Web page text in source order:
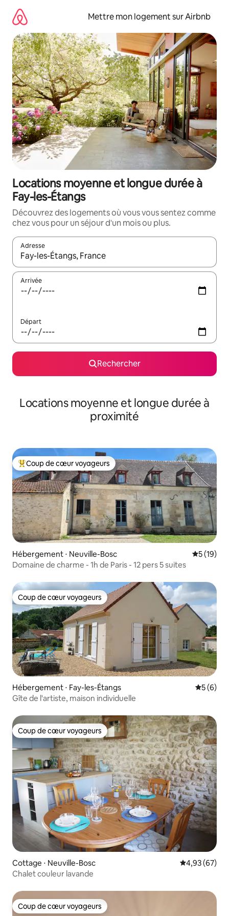
directement
contenu
Mettre mon logement sur Airbnb
Locations moyenne et longue durée à
Fay-les-Étangs
Découvrez des logements où vous vous sentez comme
chez vous pour un séjour d'un mois ou plus.
Adresse
Lorsque les résultats s'affichent, utilisez les flèches vers le
Arrivée
Départ
Rechercher
Locations moyenne et longue durée à
proximité
Coups de cœur voyageurs les plus appréciés
Coup de cœur voyageurs
Hébergement ⋅ Neuville-Bosc
5 (19)
Domaine de charme - 1h de Paris - 12 pers 5 suites
Coup de cœur voyageurs
Coup de cœur voyageurs
Hébergement ⋅ Fay-les-Étangs
5 (6)
Gîte de l'artiste, maison individuelle
Coup de cœur voyageurs
Coup de cœur voyageurs
Cottage ⋅ Neuville-Bosc Évaluation
4,93 (67)
Chalet couleur lavande
Coup de cœur voyageurs
Coup de cœur voyageurs